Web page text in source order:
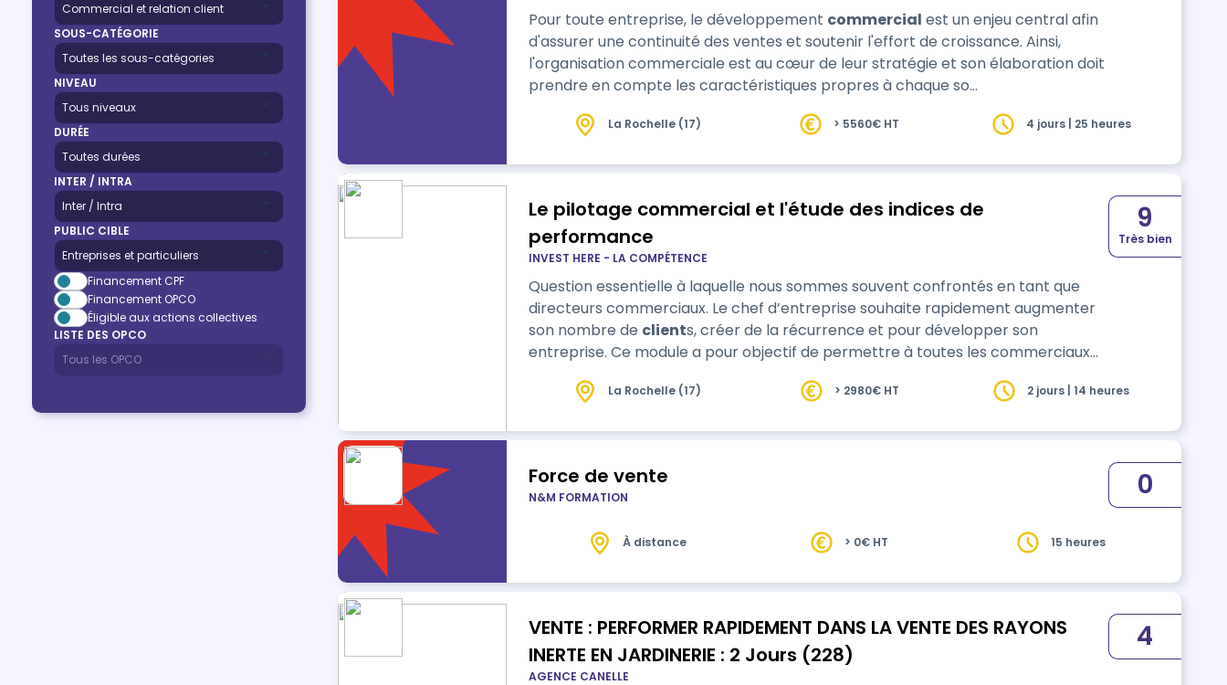
SOUS-CATÉGORIE
NIVEAU
DURÉE
INTER / INTRA
PUBLIC CIBLE
Financement CPF
Financement OPCO
Éligible aux actions collectives
LISTE DES OPCO
Pour toute entreprise, le développement commercial est un enjeu central afin
d'assurer une continuité des ventes et soutenir l'effort de croissance. Ainsi,
l'organisation commerciale est au cœur de leur stratégie et son élaboration doit
prendre en compte les caractéristiques propres à chaque so…
La Rochelle (17) > 5560€ HT 4 jours | 25 heures
Le pilotage commercial et l'étude des indices de
performance
INVEST HERE - LA COMPÉTENCE
Question essentielle à laquelle nous sommes souvent confrontés en tant que
directeurs commerciaux. Le chef d’entreprise souhaite rapidement augmenter
son nombre de clients, créer de la récurrence et pour développer son
entreprise. Ce module a pour objectif de permettre à toutes les commerciaux
l'optimisation des actions commerciales de co…
9
Très bien
La Rochelle (17) > 2980€ HT 2 jours | 14 heures
Force de vente
N&M FORMATION 0
À distance > 0€ HT 15 heures
VENTE : PERFORMER RAPIDEMENT DANS LA VENTE DES RAYONS
INERTE EN JARDINERIE : 2 Jours (228)
AGENCE CANELLE
4